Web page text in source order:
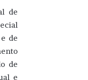
de
de
de
e